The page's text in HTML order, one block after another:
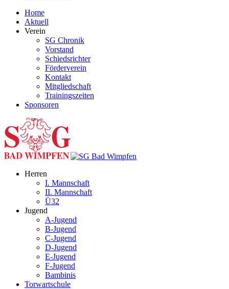
Home
Aktuell
Verein
SG Chronik
Vorstand
Schiedsrichter
Förderverein
Kontakt
Mitgliedschaft
Trainingszeiten
Sponsoren
Herren
I. Mannschaft
II. Mannschaft
Ü32
Jugend
A-Jugend
B-Jugend
C-Jugend
D-Jugend
E-Jugend
F-Jugend
Bambinis
Torwartschule